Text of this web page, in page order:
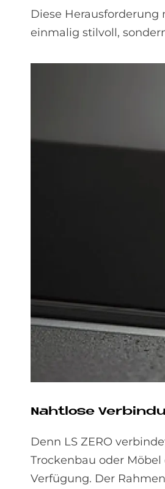
Diese
einmalig stil­voll,
Naht­lo­se
Denn LS ZERO
Trockenbau oder
Verfügung. Der